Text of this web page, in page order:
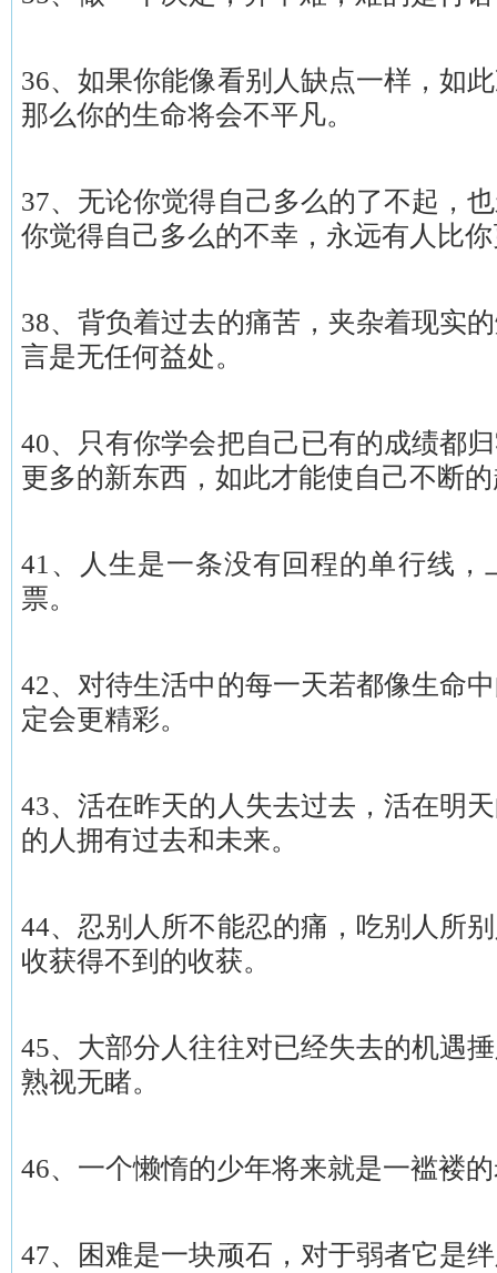
36、如果你能像看别人缺点一样，如
那么你的生命将会不平凡。
37、无论你觉得自己多么的了不起，
你觉得自己多么的不幸，永远有人比
38、背负着过去的痛苦，夹杂着现实
言是无任何益处。
40、只有你学会把自己已有的成绩都
更多的新东西，如此才能使自己不断
41、人生是一条没有回程的单行线
票。
42、对待生活中的每一天若都像生命
定会更精彩。
43、活在昨天的人失去过去，活在明
的人拥有过去和未来。
44、忍别人所不能忍的痛，吃别人所
收获得不到的收获。
45、大部分人往往对已经失去的机遇
熟视无睹。
46、一个懒惰的少年将来就是一褴褛
47、困难是一块顽石，对于弱者它是